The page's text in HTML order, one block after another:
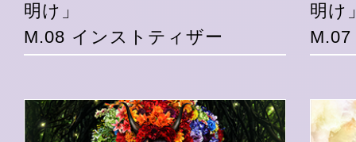
明け」
M.08 インストティザー
明け